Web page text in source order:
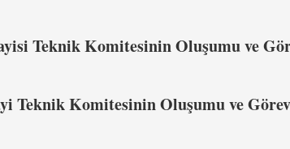
Teknik Komitesinin Oluşumu ve
Teknik Komitesinin Oluşumu ve